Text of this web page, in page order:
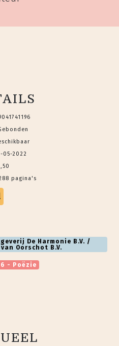
05-2022
pagina's
De Harmonie B.V. /
Oorschot B.V.
- Poëzie